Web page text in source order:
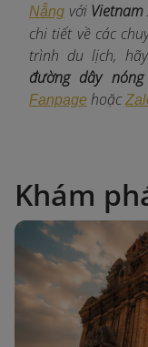
Nẵng với
chi tiết về các
trình du lịch,
đường dây nóng
Fanpage hoặc
Khám